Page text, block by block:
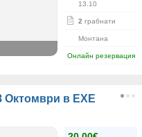
13.10
2 грабнати
Монтана
Онлайн резервация
Октомври в EXE